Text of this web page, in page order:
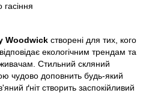
Woodwick створені для тих, кого
екологічним трендам та
Стильний скляний
чудово доповнить будь-який
ґніт створить заспокійливий